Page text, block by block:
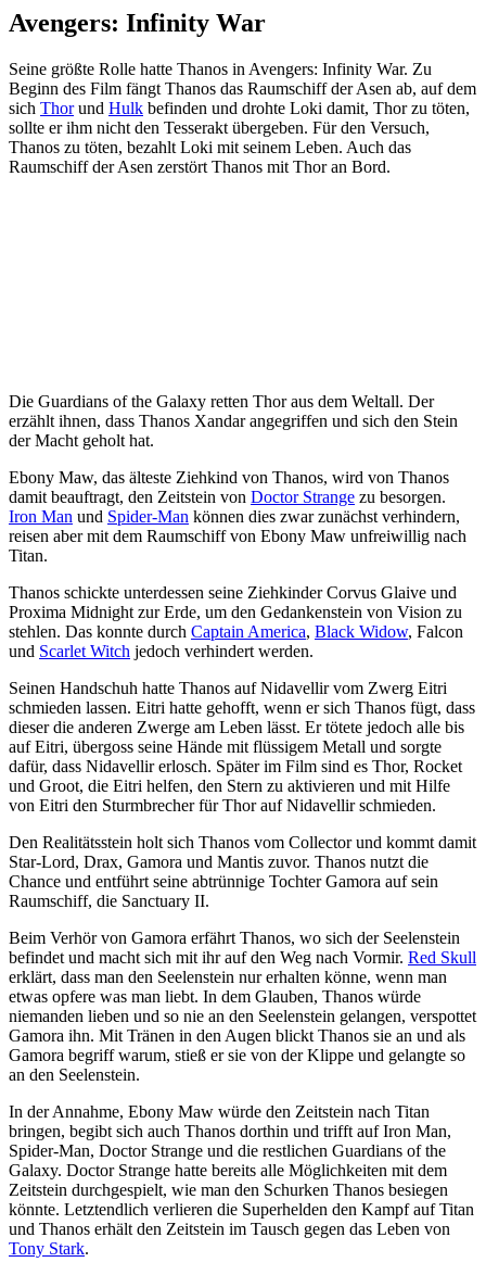
Avengers: Infinity War
Seine größte Rolle hatte Thanos in Avengers: Infinity War. Zu
Beginn des Film fängt Thanos das Raumschiff der Asen ab, auf dem
sich Thorund Hulk befinden und drohte Loki damit, Thor zu töten,
sollte er ihm nicht den Tesserakt übergeben. Für den Versuch,
Thanos zu töten, bezahlt Loki mit seinem Leben. Auch das
Raumschiff der Asen zerstört Thanos mit Thor an Bord.
Die Guardians of the Galaxy retten Thor aus dem Weltall. Der
erzählt ihnen, dass Thanos Xandar angegriffen und sich den Stein
der Macht geholt hat.
Ebony Maw, das älteste Ziehkind von Thanos, wird von Thanos
damit beauftragt, den Zeitstein von Doctor Strange zu besorgen.
Iron Man und Spider-Man können dies zwar zunächst verhindern,
reisen aber mit dem Raumschiff von Ebony Maw unfreiwillig nach
Titan.
Thanos schickte unterdessen seine Ziehkinder Corvus Glaive und
Proxima Midnight zur Erde, um den Gedankenstein von Vision zu
stehlen. Das konnte durch Captain America, Black Widow, Falcon
und Scarlet Witch jedoch verhindert werden.
Seinen Handschuh hatte Thanos auf Nidavellir vom Zwerg Eitri
schmieden lassen. Eitri hatte gehofft, wenn er sich Thanos fügt, dass
dieser die anderen Zwerge am Leben lässt. Er tötete jedoch alle bis
auf Eitri, übergoss seine Hände mit flüssigem Metall und sorgte
dafür, dass Nidavellir erlosch. Später im Film sind es Thor, Rocket
und Groot, die Eitri helfen, den Stern zu aktivieren und mit Hilfe
von Eitri den Sturmbrecher für Thor auf Nidavellir schmieden.
Den Realitätsstein holt sich Thanos vom Collector und kommt damit
Star-Lord, Drax, Gamora und Mantis zuvor. Thanos nutzt die
Chance und entführt seine abtrünnige Tochter Gamora auf sein
Raumschiff, die Sanctuary II.
Beim Verhör von Gamora erfährt Thanos, wo sich der Seelenstein
befindet und macht sich mit ihr auf den Weg nach Vormir. Red Skull
erklärt, dass man den Seelenstein nur erhalten könne, wenn man
etwas opfere was man liebt. In dem Glauben, Thanos würde
niemanden lieben und so nie an den Seelenstein gelangen, verspottet
Gamora ihn. Mit Tränen in den Augen blickt Thanos sie an und als
Gamora begriff warum, stieß er sie von der Klippe und gelangte so
an den Seelenstein.
In der Annahme, Ebony Maw würde den Zeitstein nach Titan
bringen, begibt sich auch Thanos dorthin und trifft auf Iron Man,
Spider-Man, Doctor Strange und die restlichen Guardians of the
Galaxy. Doctor Strange hatte bereits alle Möglichkeiten mit dem
Zeitstein durchgespielt, wie man den Schurken Thanos besiegen
könnte. Letztendlich verlieren die Superhelden den Kampf auf Titan
und Thanos erhält den Zeitstein im Tausch gegen das Leben von
Tony Stark.